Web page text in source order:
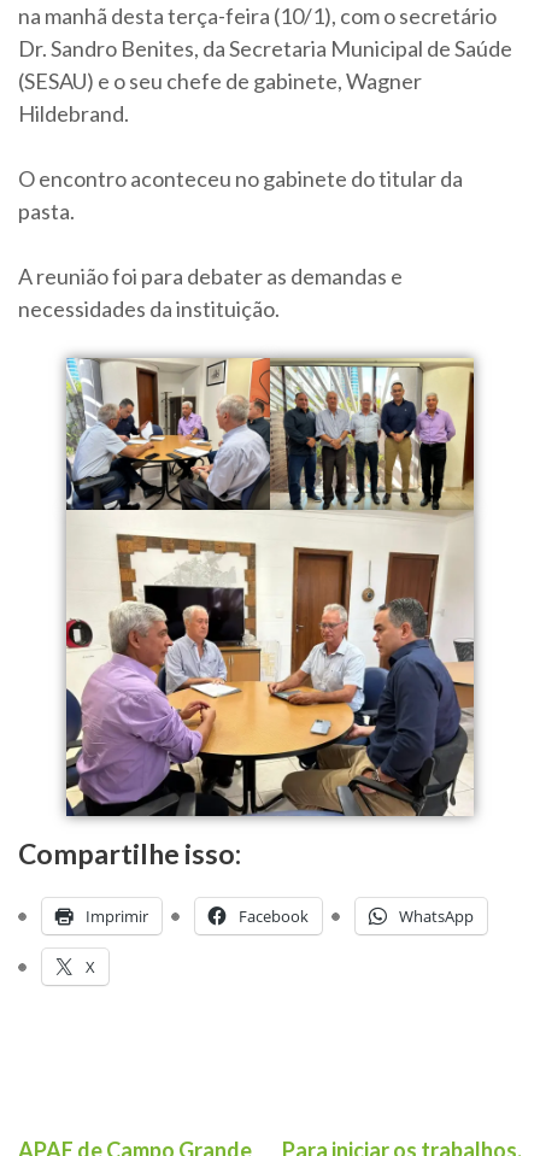
na manhã desta terça-feira (10/1), com o secretário
Dr. Sandro Benites, da Secretaria Municipal de Saúde
(SESAU) e o seu chefe de gabinete, Wagner
Hildebrand.
O encontro aconteceu no gabinete do titular da
pasta.
A reunião foi para debater as demandas e
necessidades da instituição.
Compartilhe isso:
Imprimir Facebook WhatsApp
X
APAE de Campo Grande Para iniciar os trabalhos,